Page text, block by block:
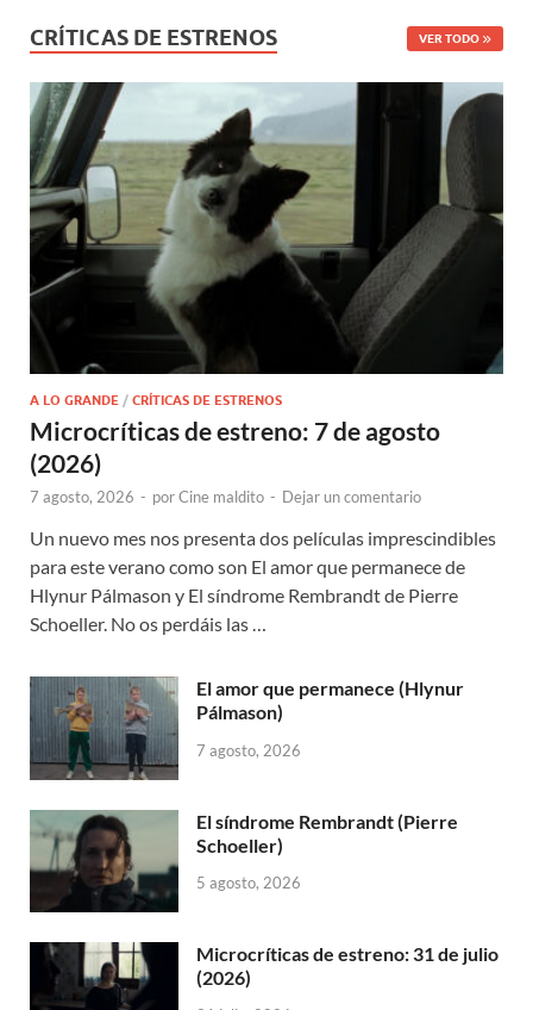
CRÍTICAS DE ESTRENOS VER TODO
A LO GRANDE / CRÍTICAS DE ESTRENOS
Microcríticas de estreno: 7 de agosto
(2026)
7 agosto, 2026 - porCine maldito - Dejar un comentario
Un nuevo mes nos presenta dos películas imprescindibles
para este verano como son El amor que permanece de
Hlynur Pálmason y El síndrome Rembrandt de Pierre
Schoeller. No os perdáis las …
El amor que permanece (Hlynur
Pálmason)
7 agosto, 2026
El síndrome Rembrandt (Pierre
Schoeller)
5 agosto, 2026
Microcríticas de estreno: 31 de julio
(2026)